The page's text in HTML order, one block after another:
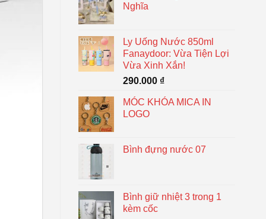
Nghĩa
Ly Uống Nước 850ml
Fanaydoor: Vừa Tiện Lợi
Vừa Xinh Xắn!
290.000 ₫
MÓC KHÓA MICA IN
LOGO
Bình đựng nước 07
Bình giữ nhiệt 3 trong 1
kèm cốc